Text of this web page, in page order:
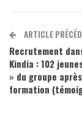
ARTICLE
Recrutement
Kindia : 102
» du groupe
formation